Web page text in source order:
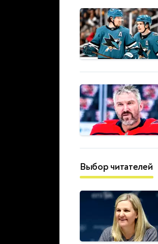
Выбор читателей